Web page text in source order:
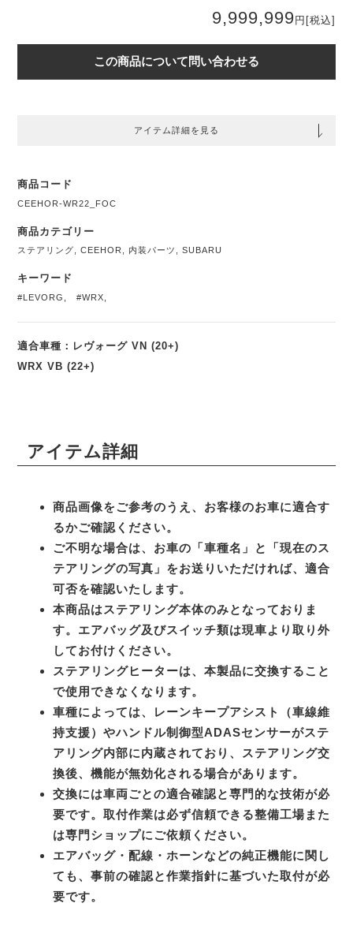
9,999,999 円 [税込]
この商品について問い合わせる
アイテム詳細を見る
商品コード
CEEHOR-WR22_FOC
商品カテゴリー
ステアリング ,CEEHOR 内装パーツ ,SUBARU
キーワード
#LEVORG ,#WRX
適合車種：レヴォーグ VN (20+)
WRX VB (22+)
アイテム詳細
商品画像をご参考のうえ、お客様のお車に適合す
るかご確認ください。
ご不明な場合は、お車の「車種名」と「現在のス
テアリングの写真」をお送りいただければ、適合
可否を確認いたします。
本商品はステアリング本体のみとなっておりま
す。エアバッグ及びスイッチ類は現車より取り外
してお付けください。
ステアリングヒーターは、本製品に交換すること
で使用できなくなります。
車種によっては、レーンキープアシスト（車線維
持支援）やハンドル制御型ADASセンサーがステ
アリング内部に内蔵されており、ステアリング交
換後、機能が無効化される場合があります。
交換には車両ごとの適合確認と専門的な技術が必
要です。取付作業は必ず信頼できる整備工場また
は専門ショップにご依頼ください。
エアバッグ・配線・ホーンなどの純正機能に関し
ても、事前の確認と作業指針に基づいた取付が必
要です。